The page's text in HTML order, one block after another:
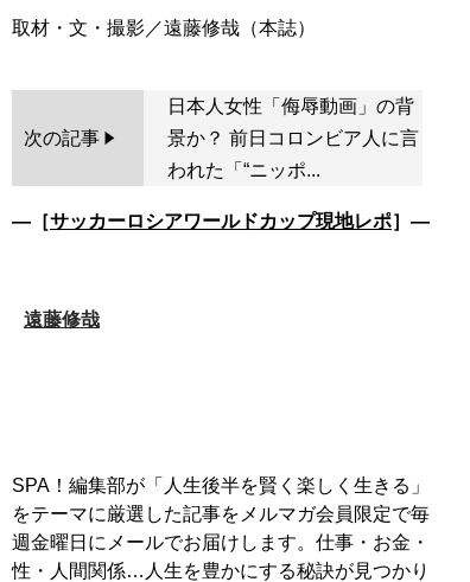
次の記事
日本人女性「侮辱動画」の背
景か？ 前日コロンビア人に言
われた「“ニッポ...
―［サッカーロシアワールドカップ現地レポ］―
遠藤修哉
SPA！編集部が「人生後半を賢く楽しく生きる」
をテーマに厳選した記事をメルマガ会員限定で毎
週金曜日にメールでお届けします。仕事・お金・
性・人間関係…人生を豊かにする秘訣が見つかり